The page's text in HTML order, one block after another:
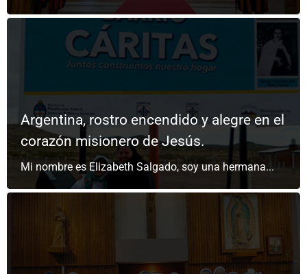
Argentina, rostro encendido y alegre en el
corazón misionero de Jesús.
Mi nombre es Elizabeth Salgado, soy una hermana...